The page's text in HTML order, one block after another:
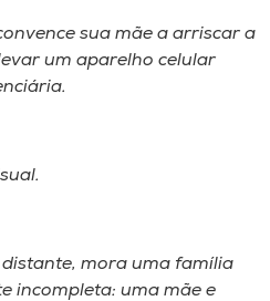
sua mãe a arriscar a
um aparelho celular
mora uma família
incompleta: uma mãe e